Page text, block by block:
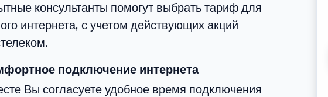
консультанты помогут выбрать тариф для
интернета, с учетом действующих акций
подключение интернета
Вы согласуете удобное время подключения